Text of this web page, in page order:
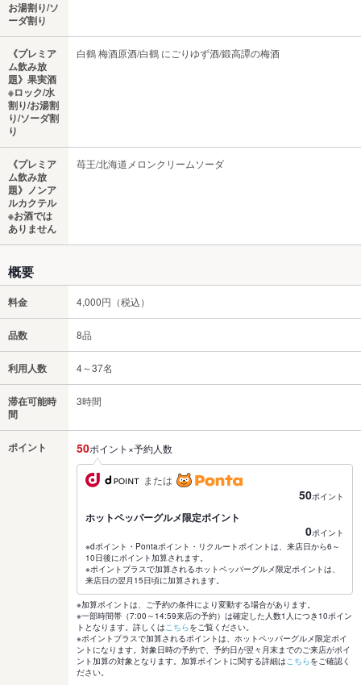
お湯割り/ソ
ーダ割り
《プレミア
ム飲み放
題》果実酒
※ロック/水
割り/お湯割
り/ソーダ割
り
白鶴 梅酒原酒/白鶴 にごりゆず酒/鍛高譚の梅酒
《プレミア
ム飲み放
題》ノンア
ルカクテル
※お酒では
ありません
苺王/北海道メロンクリームソーダ
概要
料金 4,000円（税込）
品数 8品
利用人数 4～37名
滞在可能時
間
3時間
ポイント 50ポイント×予約人数
または
50ポイント
ホットペッパーグルメ限定ポイント
0ポイント
※dポイント・Pontaポイント・リクルートポイントは、来店日から6～
10日後にポイント加算されます。
※ポイントプラスで加算されるホットペッパーグルメ限定ポイントは、
来店日の翌月15日頃に加算されます。
※加算ポイントは、ご予約の条件により変動する場合があります。
※一部時間帯（7:00～14:59来店の予約）は確定した人数1人につき10ポイン
トとなります。詳しくはこちらをご覧ください。
※ポイントプラスで加算されるポイントは、ホットペッパーグルメ限定ポイ
ントになります。対象日時の予約で、予約日が翌々月末までのご来店がポイ
ント加算の対象となります。加算ポイントに関する詳細はこちらをご確認く
ださい。